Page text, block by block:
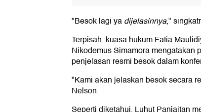
"Besok lagi yadijelasinnya,"
Terpisah, kuasa hukum Fatia
Nikodemus Simamora mengatakan
penjelasan resmi besok dalam
"Kami akan jelaskan besok secara
Nelson.